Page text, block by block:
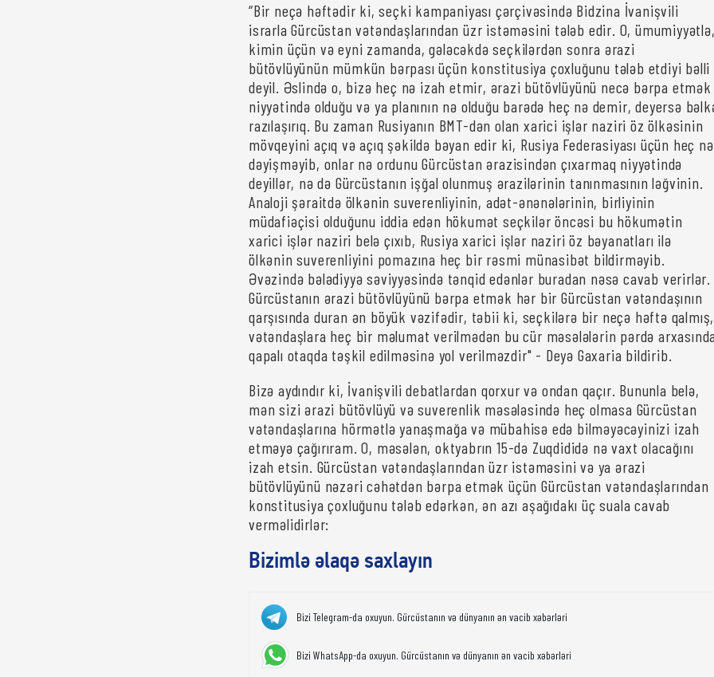
“Bir neçə həftədir ki, seçki kampaniyası çərçivəsində Bidzina İvanişvili
israrla Gürcüstan vətəndaşlarından üzr istəməsini tələb edir. O, ümumiyyətlə,
kimin üçün və eyni zamanda, gələcəkdə seçkilərdən sonra ərazi
bütövlüyünün mümkün bərpası üçün konstitusiya çoxluğunu tələb etdiyi bəlli
deyil. Əslində o, bizə heç nə izah etmir, ərazi bütövlüyünü necə bərpa etmək
niyyətində olduğu və ya planının nə olduğu barədə heç nə demir, deyersə
razılaşırıq. Bu zaman Rusiyanın BMT-dən olan xarici işlər naziri öz ölkəsinin
mövqeyini açıq və açıq şəkildə bəyan edir ki, Rusiya Federasiyası üçün heç nə
dəyişməyib, onlar nə ordunu Gürcüstan ərazisindən çıxarmaq niyyətində
deyillər, nə də Gürcüstanın işğal olunmuş ərazilərinin tanınmasının ləğvinin.
Analoji şəraitdə ölkənin suverenliyinin, adət-ənənələrinin, birliyinin
müdafiəçisi olduğunu iddia edən hökumət seçkilər öncəsi bu hökumətin
xarici işlər naziri belə çıxıb, Rusiya xarici işlər naziri öz bəyanatları ilə
ölkənin suverenliyini pomazına heç bir rəsmi münasibət bildirməyib.
Əvəzində bələdiyyə səviyyəsində tənqid edənlər buradan nəsə cavab verirlər.
Gürcüstanın ərazi bütövlüyünü bərpa etmək hər bir Gürcüstan vətəndaşının
qarşısında duran ən böyük vəzifədir, təbii ki, seçkilərə bir neçə həftə qalmış,
vətəndaşlara heç bir məlumat verilmədən bu cür məsələlərin pərdə arxasında
qapalı otaqda təşkil edilməsinə yol verilməzdir" - Deyə Gaxaria bildirib.
Bizə aydındır ki, İvanişvili debatlardan qorxur və ondan qaçır. Bununla belə,
mən sizi ərazi bütövlüyü və suverenlik məsələsində heç olmasa Gürcüstan
vətəndaşlarına hörmətlə yanaşmağa və mübahisə edə bilməyəcəyinizi izah
etməyə çağırıram. O, məsələn, oktyabrın 15-də Zuqdididə nə vaxt olacağını
izah etsin. Gürcüstan vətəndaşlarından üzr istəməsini və ya ərazi
bütövlüyünü nəzəri cəhətdən bərpa etmək üçün Gürcüstan vətəndaşlarından
konstitusiya çoxluğunu tələb edərkən, ən azı aşağıdakı üç suala cavab
verməlidirlər:
Bizimlə əlaqə saxlayın
Bizi Telegram-da oxuyun. Gürcüstanın və dünyanın ən vacib xəbərləri
Bizi WhatsApp-da oxuyun. Gürcüstanın və dünyanın ən vacib xəbərləri